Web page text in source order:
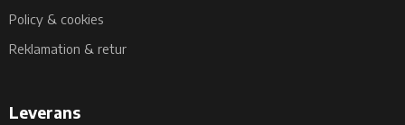
Policy & cookies
Reklamation & retur
Leverans